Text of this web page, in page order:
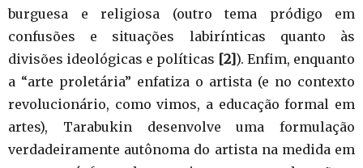
burguesa e religiosa (outro tema pródigo em
confusões e situações labirínticas quanto às
divisões ideológicas e políticas [2] ). Enfim, enquanto
a “arte proletária” enfatiza o artista (e no contexto
revolucionário, como vimos, a educação formal em
artes), Tarabukin desenvolve uma formulação
verdadeiramente autônoma do artista na medida em